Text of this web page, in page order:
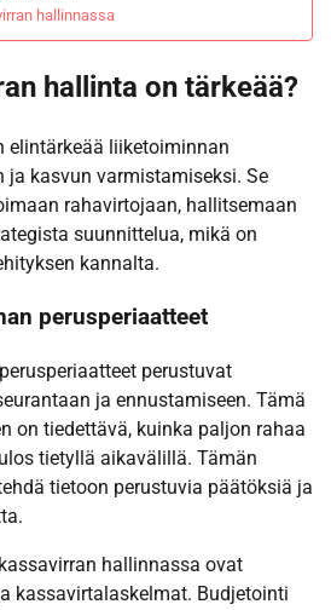
hallinnassa
hallinta on tärkeää?
elintärkeää liiketoiminnan
ja kasvun varmistamiseksi. Se
rahavirtojaan, hallitsemaan
suunnittelua, mikä on
kannalta.
perusperiaatteet
perustuvat
ja ennustamiseen. Tämä
on tiedettävä, kuinka paljon rahaa
tietyllä aikavälillä. Tämän
tietoon perustuvia päätöksiä ja
hallinnassa ovat
kassavirtalaskelmat. Budjetointi